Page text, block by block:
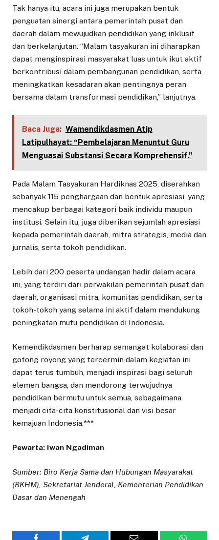
Tak hanya itu, acara ini juga merupakan bentuk
penguatan sinergi antara pemerintah pusat dan
daerah dalam mewujudkan pendidikan yang inklusif
dan berkelanjutan. “Malam tasyakuran ini diharapkan
dapat menginspirasi masyarakat luas untuk ikut aktif
berkontribusi dalam pembangunan pendidikan, serta
meningkatkan kesadaran akan pentingnya peran
bersama dalam transformasi pendidikan,” lanjutnya.
Baca Juga: Wamendikdasmen Atip
Latipulhayat: “Pembelajaran Menuntut Guru
Menguasai Substansi Secara Komprehensif.”
Pada Malam Tasyakuran Hardiknas 2025, diserahkan
sebanyak 115 penghargaan dan bentuk apresiasi, yang
mencakup berbagai kategori baik individu maupun
institusi. Selain itu, juga diberikan sejumlah apresiasi
kepada pemerintah daerah, mitra strategis, media dan
jurnalis, serta tokoh pendidikan.
Lebih dari 200 peserta undangan hadir dalam acara
ini, yang terdiri dari perwakilan pemerintah pusat dan
daerah, organisasi mitra, komunitas pendidikan, serta
tokoh-tokoh yang selama ini aktif dalam mendukung
peningkatan mutu pendidikan di Indonesia.
Kemendikdasmen berharap semangat kolaborasi dan
gotong royong yang tercermin dalam kegiatan ini
dapat terus tumbuh, menjadi inspirasi bagi seluruh
elemen bangsa, dan mendorong terwujudnya
pendidikan bermutu untuk semua, sebagaimana
menjadi cita-cita konstitusional dan visi besar
kemajuan Indonesia.***
Pewarta: Iwan Ngadiman
Sumber: Biro Kerja Sama dan Hubungan Masyarakat
(BKHM), Sekretariat Jenderal, Kementerian Pendidikan
Dasar dan Menengah